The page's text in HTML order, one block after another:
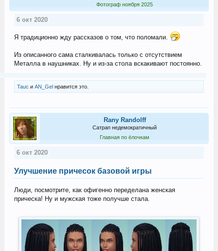
Фотограф ноября 2025
6 окт 2020
Я традиционно жду рассказов о том, что поломали.
Из описанного сама сталкивалась только с отсутствием
Металла в наушниках. Ну и из-за стола вскакивают постоянно.
Tauc и AN_Gelнравится это.
Rany Randolff
Сатрап недемократичный
Главная по ёлочкам
6 окт 2020
Улучшение причесок базовой игры
Люди, посмотрите, как офигенно переделана женская
прическа! Ну и мужская тоже получше стала.